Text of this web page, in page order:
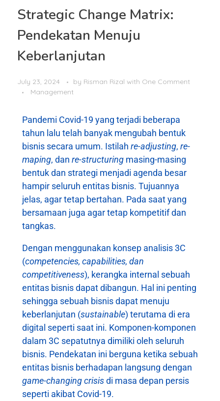
Strategic Change Matrix:
Pendekatan Menuju
Keberlanjutan
July 23, 2024 by Risman Rizal with One Comment
Management
Pandemi Covid-19 yang terjadi beberapa
tahun lalu telah banyak mengubah bentuk
bisnis secara umum. Istilah re-adjusting, re-
maping, dan re-structuring masing-masing
bentuk dan strategi menjadi agenda besar
hampir seluruh entitas bisnis. Tujuannya
jelas, agar tetap bertahan. Pada saat yang
bersamaan juga agar tetap kompetitif dan
tangkas.
Dengan menggunakan konsep analisis 3C
(competencies, capabilities, dan
competitiveness), kerangka internal sebuah
entitas bisnis dapat dibangun. Hal ini penting
sehingga sebuah bisnis dapat menuju
keberlanjutan (sustainable) terutama di era
digital seperti saat ini. Komponen-komponen
dalam 3C sepatutnya dimiliki oleh seluruh
bisnis. Pendekatan ini berguna ketika sebuah
entitas bisnis berhadapan langsung dengan
game-changing crisisdi masa depan persis
seperti akibat Covid-19.